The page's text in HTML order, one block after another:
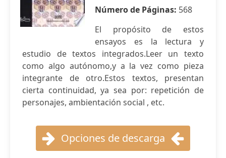
Número de Páginas: 568
El propósito de estos
ensayos es la lectura y
estudio de textos integrados.Leer un texto
como algo autónomo,y a la vez como pieza
integrante de otro.Estos textos, presentan
cierta continuidad, ya sea por: repetición de
personajes, ambientación social , etc.
Opciones de descarga